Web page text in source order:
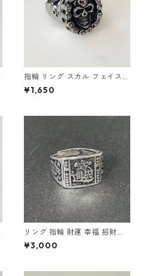
指輪 リング スカル フェイスチ
ェーン ドクロ 髑髏 パンク ロ
ック クロス メンズアクセサリ
¥1,650
リング 指輪 財運 幸福 招財進
寶 (しょうざいしんぽう) 宝船
縁起物
¥3,000